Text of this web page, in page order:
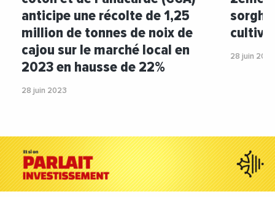
anticipe une récolte de 1,25
million de tonnes de noix de
cajou sur le marché local en
2023 en hausse de 22%
28 juin 2023
28 juin 2023